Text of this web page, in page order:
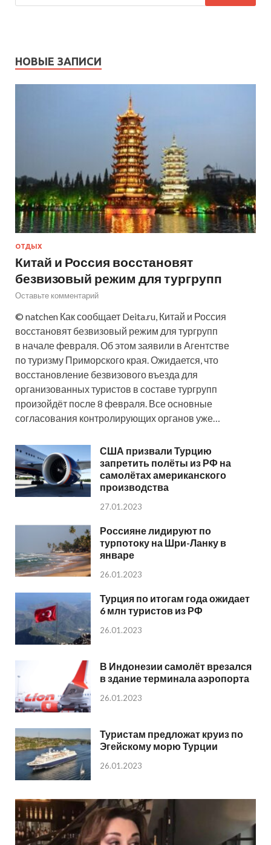
НОВЫЕ ЗАПИСИ
ОТДЫХ
Китай и Россия восстановят
безвизовый режим для тургрупп
Оставьте комментарий
© natchen Как сообщает Deita.ru, Китай и Россия
восстановят безвизовый режим для тургрупп
в начале февраля. Об этом заявили в Агентстве
по туризму Приморского края. Ожидается, что
восстановление безвизового въезда для
организованных туристов в составе тургрупп
произойдёт после 8 февраля. Все основные
согласования контролирующих органов уже…
США призвали Турцию
запретить полёты из РФ на
самолётах американского
производства
27.01.2023
Россияне лидируют по
турпотоку на Шри-Ланку в
январе
26.01.2023
Турция по итогам года ожидает
6 млн туристов из РФ
26.01.2023
В Индонезии самолёт врезался
в здание терминала аэропорта
26.01.2023
Туристам предложат круиз по
Эгейскому морю Турции
26.01.2023